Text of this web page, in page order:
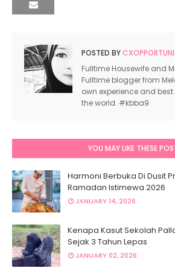
POSTED BY
Fulltime Housewife and
Fulltime blogger from
own experience and
the world. #kbba9
YOU MAY LIKE THESE
Harmoni Berbuka Di Dusit
Ramadan Istimewa 2026
JANUARY 14, 2026
Kenapa Kasut Sekolah
Sejak 3 Tahun Lepas
JANUARY 02, 2026